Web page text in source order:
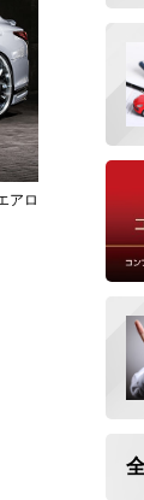
アロ